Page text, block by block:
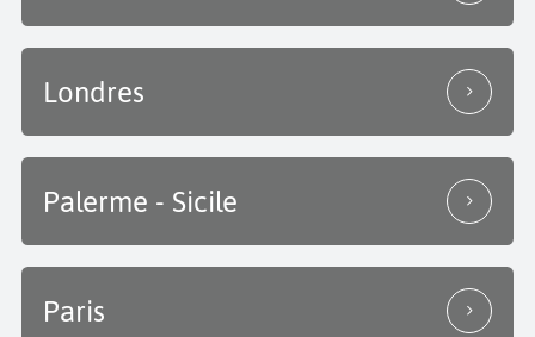
Londres
Palerme - Sicile
Paris